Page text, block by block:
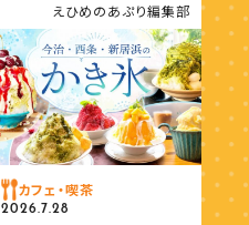
えひめのあぷり編集部
カフェ・喫茶
2026.7.28